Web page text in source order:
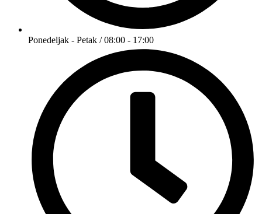
Ponedeljak - Petak / 08:00 - 17:00